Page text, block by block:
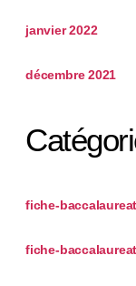
janvier 2022
décembre 2021
fiche-
fiche-